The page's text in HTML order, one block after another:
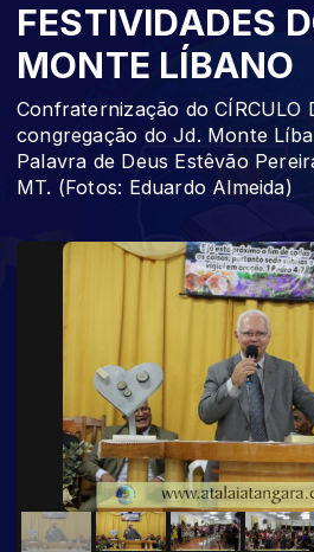
FESTIVIDADES
MONTE LÍBANO
Confraternização do CÍRCULO
congregação do Jd. Monte
Palavra de Deus Estêvão
MT. (Fotos: Eduardo Almeida)